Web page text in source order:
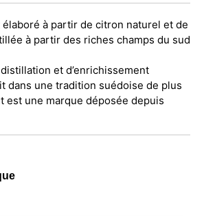
élaboré à partir de citron naturel et de
à partir des riches champs du sud
et d’enrichissement
dans une tradition suédoise de plus
est une marque déposée depuis